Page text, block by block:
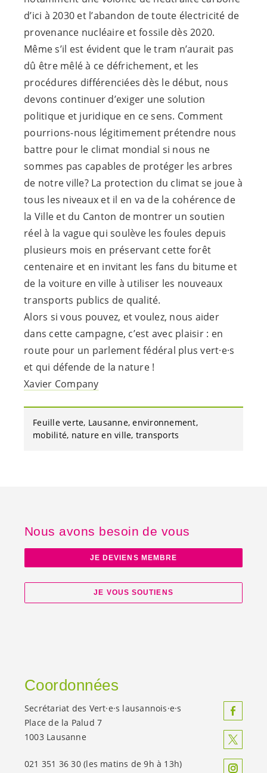
d’ici à 2030 et l’abandon de toute électricité de
provenance nucléaire et fossile dès 2020.
Même s’il est évident que le tram n’aurait pas
dû être mêlé à ce défrichement, et les
procédures différenciées dès le début, nous
devons continuer d’exiger une solution
politique et juridique en ce sens. Comment
pourrions-nous légitimement prétendre nous
battre pour le climat mondial si nous ne
sommes pas capables de protéger les arbres
de notre ville? La protection du climat se joue à
tous les niveaux et il en va de la cohérence de
la Ville et du Canton de montrer un soutien
réel à la vague qui soulève les foules depuis
plusieurs mois en préservant cette forêt
centenaire et en invitant les fans du bitume et
de la voiture en ville à utiliser les nouveaux
transports publics de qualité.
Alors si vous pouvez, et voulez, nous aider
dans cette campagne, c’est avec plaisir : en
route pour un parlement fédéral plusvert·e·s
et qui défende de la nature !
Xavier Company
Feuille verte Lausanne environnement
mobilité nature en ville transports
Nous avons besoin de vous
JE DEVIENS MEMBRE
JE VOUS SOUTIENS
Coordonnées
Secrétariat des Vert·e·s lausannois·e·s
Place de la Palud 7
1003 Lausanne
021 351 36 30 (les matins de 9h à 13h)